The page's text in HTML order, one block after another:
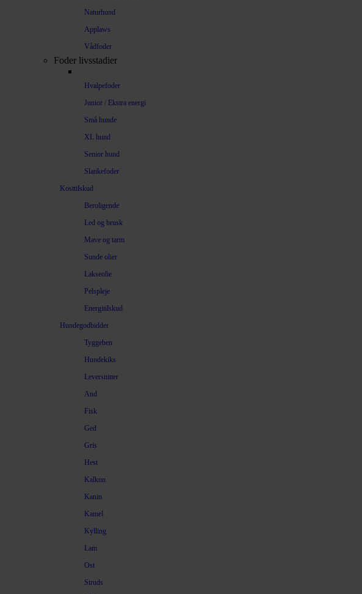
Naturhund
Applaws
Vådfoder
Foder livsstadier
Hvalpefoder
Junior / Ekstra energi
Små hunde
XL hund
Senior hund
Slankefoder
Kosttilskud
Beroligende
Led og brusk
Mave og tarm
Sunde olier
Lakseolie
Pelspleje
Energitilskud
Hundegodbidder
Tyggeben
Hundekiks
Leversnitter
And
Fisk
Ged
Gris
Hest
Kalkun
Kanin
Kamel
Kylling
Lam
Ost
Struds